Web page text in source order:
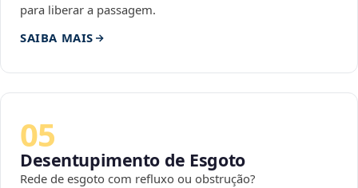
para liberar a passagem.
SAIBA MAIS
05
Desentupimento de Esgoto
Rede de esgoto com refluxo ou obstrução?